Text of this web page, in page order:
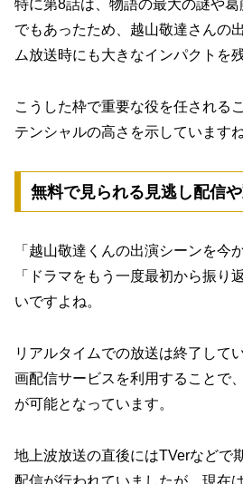
特に第8話は、物語の最大の謎や
でもあったため、越山敬達さんの
ム放送時にも大きなインパクトを
こうした枠で重要な役を任される
テンシャルの高さを示していますね
無料で見られる見逃し配信
「越山敬達くんの出演シーンを今
「ドラマをもう一度最初から振り
いですよね。
リアルタイムでの放送は終了して
画配信サービスを利用することで
が可能となっています。
地上波放送の直後にはTVerなどで
配信が行われていましたが、現在